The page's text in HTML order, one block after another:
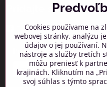
Pridajte sa k nám
Facebook Instagram
Prihlásiť na odber noviniek
Cookies používame na
webovej stránky, analýzu
údajov o jej používaní.
nástroje a služby tretích
môžu preniesť k
krajinách. Kliknutím na
svoj súhlas s týmto